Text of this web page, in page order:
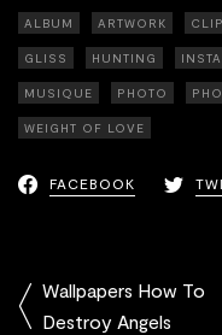
ALBUM ARTWORK CLIP
GLISS HUNTING
MUSIQUE PHOTO
WEIGHT OF LOVE
FACEBOOK
Wallpapers How To
Destroy Angels